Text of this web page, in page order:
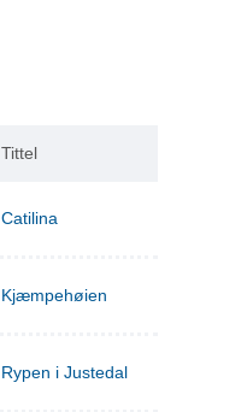
Tittel
Catilina
Kjæmpehøien
Rypen i Justedal